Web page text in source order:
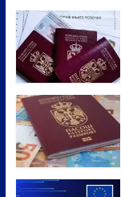
e
b
o
o
k
itt
er